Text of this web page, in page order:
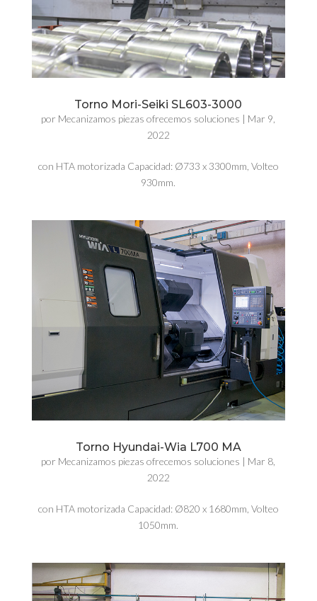
Torno Mori-Seiki SL603-3000
por Mecanizamos piezas ofrecemos soluciones | Mar 9,
2022
con HTA motorizada Capacidad: Ø733 x 3300mm, Volteo
930mm.
Torno Hyundai-Wia L700 MA
por Mecanizamos piezas ofrecemos soluciones | Mar 8,
2022
con HTA motorizada Capacidad: Ø820 x 1680mm, Volteo
1050mm.